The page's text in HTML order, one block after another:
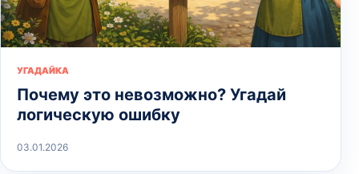
УГАДАЙКА
Почему это невозможно? Угадай
логическую ошибку
03.01.2026